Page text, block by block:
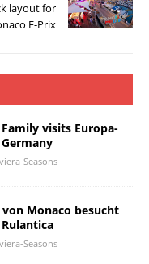
layout for
E-Prix
visits Europa-
Seasons
Monaco besucht
Seasons